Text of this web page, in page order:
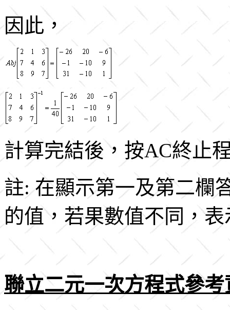
因此，
計算完結後，按AC終止
註: 在顯示第一及第二欄
的值，若果數值不同，
聯立二元一次方程式參